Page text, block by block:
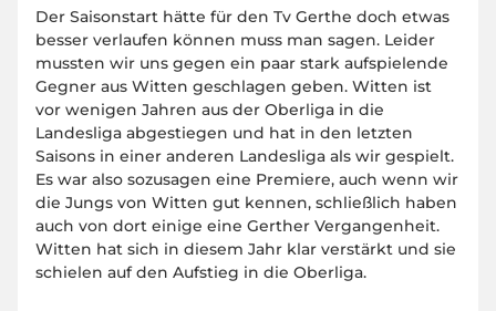
Der Saisonstart hätte für den Tv Gerthe doch etwas
besser verlaufen können muss man sagen. Leider
mussten wir uns gegen ein paar stark aufspielende
Gegner aus Witten geschlagen geben. Witten ist
vor wenigen Jahren aus der Oberliga in die
Landesliga abgestiegen und hat in den letzten
Saisons in einer anderen Landesliga als wir gespielt.
Es war also sozusagen eine Premiere, auch wenn wir
die Jungs von Witten gut kennen, schließlich haben
auch von dort einige eine Gerther Vergangenheit.
Witten hat sich in diesem Jahr klar verstärkt und sie
schielen auf den Aufstieg in die Oberliga.